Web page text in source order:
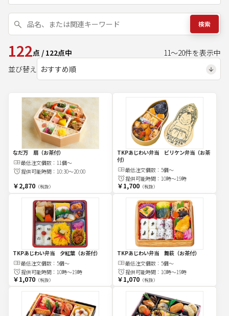
検索
122点 / 122点中 11～20件を表示中
並び替え
なだ万 扇（お茶付）
最低注文個数： 11個～
提供可能時間： 10:30～20:00
￥2,870（税抜）
TKPあじわい弁当 ビリケン弁当（お茶
付）
最低注文個数： 5個～
提供可能時間： 10時～19時
￥1,700（税抜）
TKPあじわい弁当 夕紅葉（お茶付）
最低注文個数： 5個～
提供可能時間： 10時～19時
￥1,070（税抜）
TKPあじわい弁当 舞萩（お茶付）
最低注文個数： 5個～
提供可能時間： 10時～19時
￥1,070（税抜）